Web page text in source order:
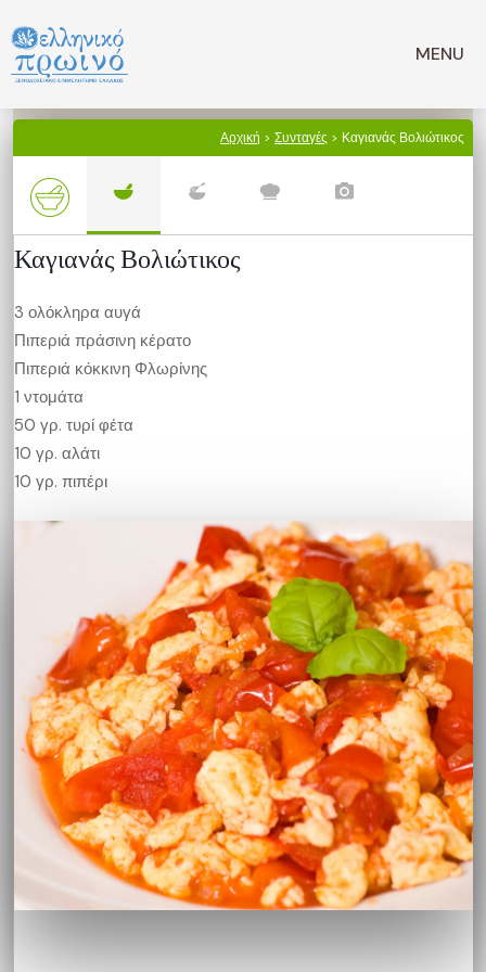
σε
περιεχόμενο
MENU
Αρχική > Συνταγές > Καγιανάς Βολιώτικος
Καγιανάς Βολιώτικος
3 ολόκληρα αυγά
Πιπεριά πράσινη κέρατο
Πιπεριά κόκκινη Φλωρίνης
1 ντομάτα
50 γρ. τυρί φέτα
10 γρ. αλάτι
10 γρ. πιπέρι